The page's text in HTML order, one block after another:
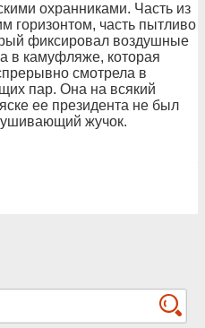
охранниками. Часть из
горизонтом, часть пытливо
фиксировал воздушные
в камуфляже, которая
смотрела в
пар. Она на всякий
ее президента не был
жучок.